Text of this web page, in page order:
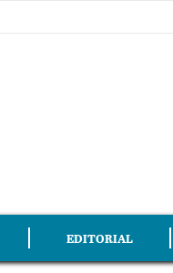
EDITORIAL